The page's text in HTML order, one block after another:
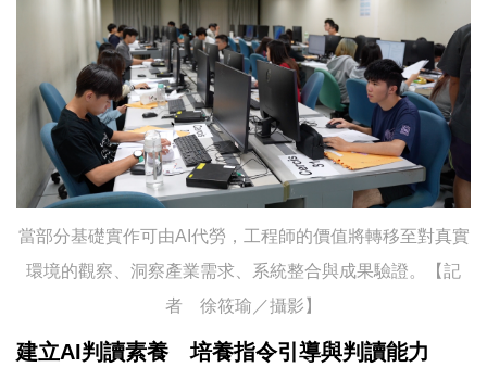
當部分基礎實作可由AI代勞，工程師的價值將轉移至對真實
環境的觀察、洞察產業需求、系統整合與成果驗證。【記
者 徐筱瑜／攝影】
建立AI判讀素養 培養指令引導與判讀能力